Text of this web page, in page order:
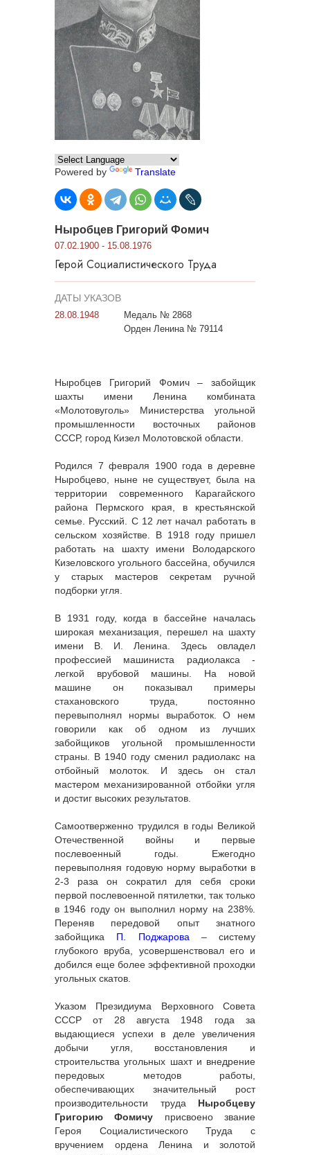
Powered by Translate
Ныробцев Григорий Фомич
07.02.1900 - 15.08.1976
Герой Социалистического Труда
ДАТЫ УКАЗОВ
28.08.1948
Медаль № 2868
Орден Ленина № 79114
Ныробцев Григорий Фомич – забойщик
шахты имени Ленина комбината
«Молотовуголь» Министерства угольной
промышленности восточных районов
СССР, город Кизел Молотовской области.
Родился 7 февраля 1900 года в деревне
Ныробцево, ныне не существует, была на
территории современного Карагайского
района Пермского края, в крестьянской
семье. Русский. С 12 лет начал работать в
сельском хозяйстве. В 1918 году пришел
работать на шахту имени Володарского
Кизеловского угольного бассейна, обучился
у старых мастеров секретам ручной
подборки угля.
В 1931 году, когда в бассейне началась
широкая механизация, перешел на шахту
имени В. И. Ленина. Здесь овладел
профессией машиниста радиолакса -
легкой врубовой машины. На новой
машине он показывал примеры
стахановского труда, постоянно
перевыполнял нормы выработок. О нем
говорили как об одном из лучших
забойщиков угольной промышленности
страны. В 1940 году сменил радиолакс на
отбойный молоток. И здесь он стал
мастером механизированной отбойки угля
и достиг высоких результатов.
Самоотверженно трудился в годы Великой
Отечественной войны и первые
послевоенный годы. Ежегодно
перевыполняя годовую норму выработки в
2-3 раза он сократил для себя сроки
первой послевоенной пятилетки, так только
в 1946 году он выполнил норму на 238%.
Переняв передовой опыт знатного
забойщика П. Поджарова – систему
глубокого вруба, усовершенствовал его и
добился еще более эффективной проходки
угольных скатов.
Указом Президиума Верховного Совета
СССР от 28 августа 1948 года за
выдающиеся успехи в деле увеличения
добычи угля, восстановления и
строительства угольных шахт и внедрение
передовых методов работы,
обеспечивающих значительный рост
производительности труда Ныробцеву
Григорию Фомичу присвоено звание
Героя Социалистического Труда с
вручением ордена Ленина и золотой